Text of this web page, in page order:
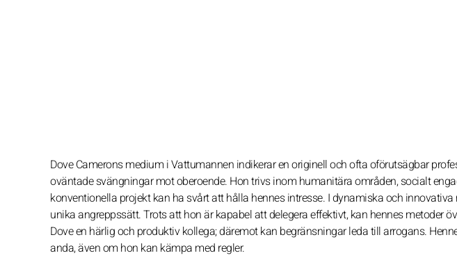
Dove Camerons medium i Vattumannen indikerar en originell och ofta oförutsägbar
oväntade svängningar mot oberoende. Hon trivs inom humanitära områden, socialt
konventionella projekt kan ha svårt att hålla hennes intresse. I dynamiska och
unika angreppssätt. Trots att hon är kapabel att delegera effektivt, kan hennes metoder
Dove en härlig och produktiv kollega; däremot kan begränsningar leda till arrogans.
anda, även om hon kan kämpa med regler.